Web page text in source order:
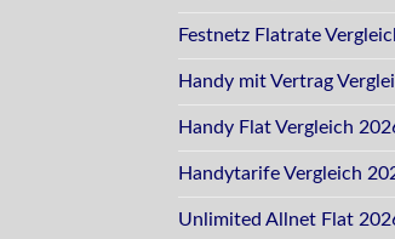
Festnetz Flatrate
Handy mit Vertrag
Handy Flat Vergleich
Handytarife Vergleich
Unlimited Allnet Flat